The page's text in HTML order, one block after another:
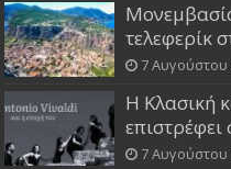
τελεφερίκ
7 Αυγούστου
Η Κλασική
7 Αυγούστου